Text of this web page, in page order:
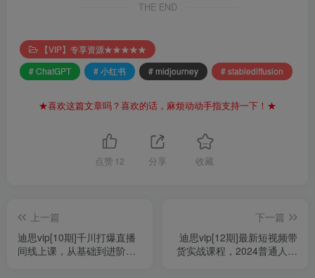
THE END
【VIP】专享资源★★★★★
# ChatGPT
# 小红书 # midjourney # stablediffusion
★喜欢这篇文章吗？喜欢的话，麻烦动动手指支持一下！★
点赞 12 分享 收藏
上一篇
迪思vip[10期]千川打爆直播
间线上课，从基础到进阶全
下一篇
迪思vip[12期]最新短视频带
货实战课程，2024普通人超